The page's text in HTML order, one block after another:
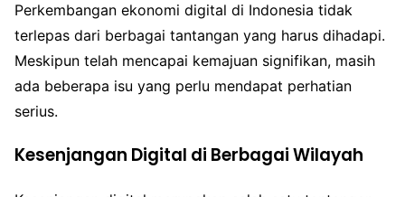
Perkembangan ekonomi digital di Indonesia tidak
terlepas dari berbagai tantangan yang harus dihadapi.
Meskipun telah mencapai kemajuan signifikan, masih
ada beberapa isu yang perlu mendapat perhatian
serius.
Kesenjangan Digital di Berbagai Wilayah